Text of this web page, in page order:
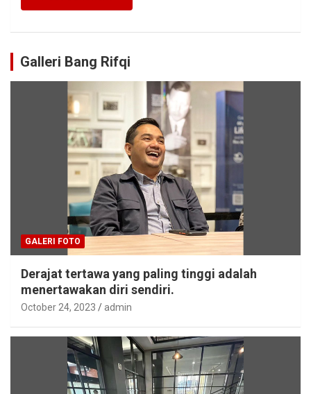
Galleri Bang Rifqi
GALERI FOTO
Derajat tertawa yang paling tinggi adalah
menertawakan diri sendiri.
October 24, 2023 admin